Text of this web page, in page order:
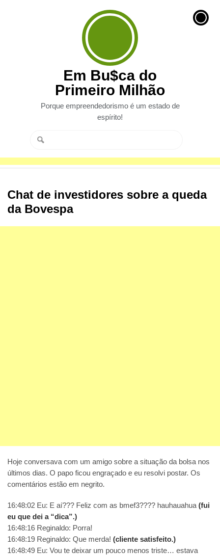
Em Bu$ca do
Primeiro Milhão
Porque empreendedorismo é um estado de
espírito!
Chat de investidores sobre a queda
da Bovespa
Hoje conversava com um amigo sobre a situação da bolsa nos
últimos dias. O papo ficou engraçado e eu resolvi postar. Os
comentários estão em negrito.
16:48:02 Eu: E aí??? Feliz com as bmef3???? hauhauahua (fui
eu que dei a “dica”.)
16:48:16 Reginaldo: Porra!
16:48:19 Reginaldo: Que merda! (cliente satisfeito.)
16:48:49 Eu: Vou te deixar um pouco menos triste… estava